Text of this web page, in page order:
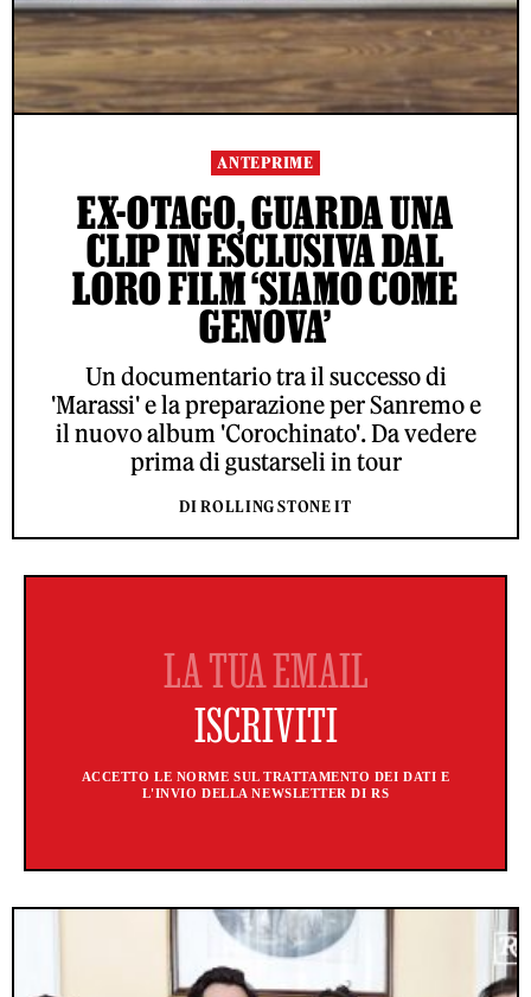
ANTEPRIME
EX-OTAGO, GUARDA UNA
CLIP IN ESCLUSIVA DAL
LORO FILM ‘SIAMO COME
GENOVA’
Un documentario tra il successo di
'Marassi' e la preparazione per Sanremo e
il nuovo album 'Corochinato'. Da vedere
prima di gustarseli in tour
DI ROLLING STONE IT
ACCETTO LE NORME SUL TRATTAMENTO DEI DATI E
L'INVIO DELLA NEWSLETTER DI RS